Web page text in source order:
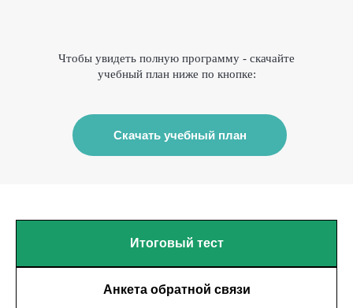
Чтобы увидеть полную программу - скачайте
учебный план ниже по кнопке:
Скачать учебный план
Итоговый тест
Анкета обратной связи